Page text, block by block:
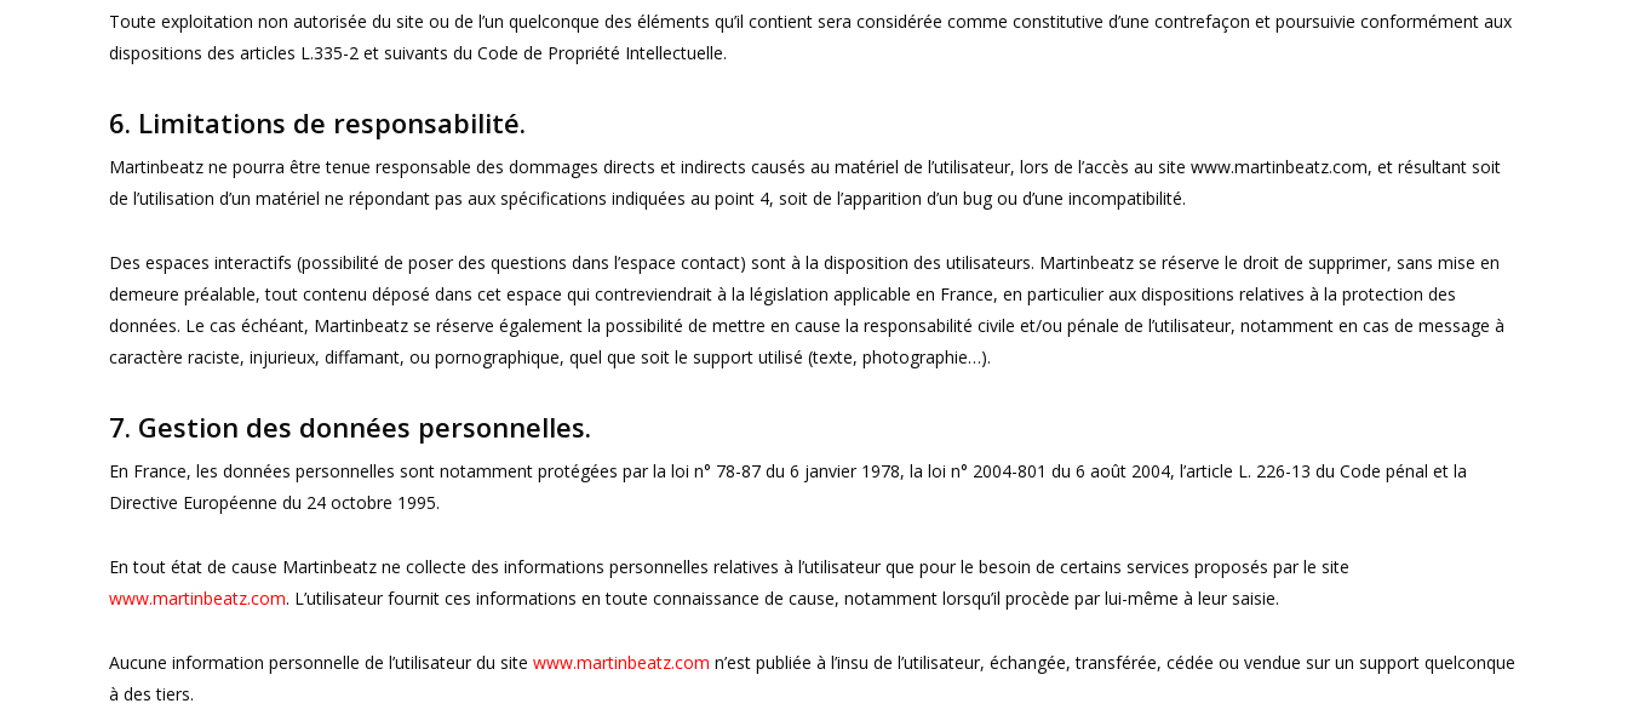
Toute exploitation non autorisée du site ou de l’un quelconque des éléments qu’il contient sera considérée comme constitutive d’une contrefaçon et poursuivie conformément aux
dispositions des articles L.335-2 et suivants du Code de Propriété Intellectuelle.
6. Limitations de responsabilité.
Martinbeatz ne pourra être tenue responsable des dommages directs et indirects causés au matériel de l’utilisateur, lors de l’accès au site www.martinbeatz.com, et résultant soit
de l’utilisation d’un matériel ne répondant pas aux spécifications indiquées au point 4, soit de l’apparition d’un bug ou d’une incompatibilité.
Des espaces interactifs (possibilité de poser des questions dans l’espace contact) sont à la disposition des utilisateurs. Martinbeatz se réserve le droit de supprimer, sans mise en
demeure préalable, tout contenu déposé dans cet espace qui contreviendrait à la législation applicable en France, en particulier aux dispositions relatives à la protection des
données. Le cas échéant, Martinbeatz se réserve également la possibilité de mettre en cause la responsabilité civile et/ou pénale de l’utilisateur, notamment en cas de message à
caractère raciste, injurieux, diffamant, ou pornographique, quel que soit le support utilisé (texte, photographie…).
7. Gestion des données personnelles.
En France, les données personnelles sont notamment protégées par la loi n° 78-87 du 6 janvier 1978, la loi n° 2004-801 du 6 août 2004, l’article L. 226-13 du Code pénal et la
Directive Européenne du 24 octobre 1995.
En tout état de cause Martinbeatz ne collecte des informations personnelles relatives à l’utilisateur que pour le besoin de certains services proposés par le site
www.martinbeatz.com. L’utilisateur fournit ces informations en toute connaissance de cause, notamment lorsqu’il procède par lui-même à leur saisie.
Aucune information personnelle de l’utilisateur du site www.martinbeatz.com n’est publiée à l’insu de l’utilisateur, échangée, transférée, cédée ou vendue sur un support quelconque
à des tiers.